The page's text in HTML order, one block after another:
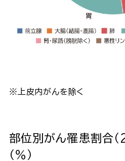
※上皮内がんを除く
部位別がん罹患割合
（％）